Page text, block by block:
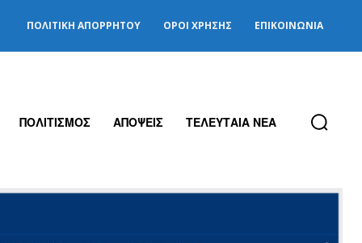
ΠΟΛΙΤΙΚΉ ΑΠΟΡΡΉΤΟΥ ΌΡΟΙ ΧΡΉΣΗΣ ΕΠΙΚΟΙΝΩΝΊΑ
ΠΟΛΙΤΙΣΜΟΣ ΑΠΟΨΕΙΣ ΤΕΛΕΥΤΑΙΑ ΝΕΑ